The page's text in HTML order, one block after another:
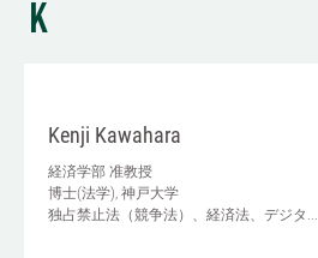
K
Kenji Kawahara
経済学部 准教授
博士(法学), 神戸大学
独占禁止法（競争法）、経済法、デジタ...